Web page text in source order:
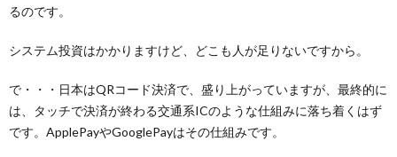
るのです。
システム投資はかかりますけど、どこも人が足りないですから。
で・・・日本はQRコード決済で、盛り上がっていますが、最終的に
は、タッチで決済が終わる交通系ICのような仕組みに落ち着くはず
です。ApplePayやGooglePayはその仕組みです。